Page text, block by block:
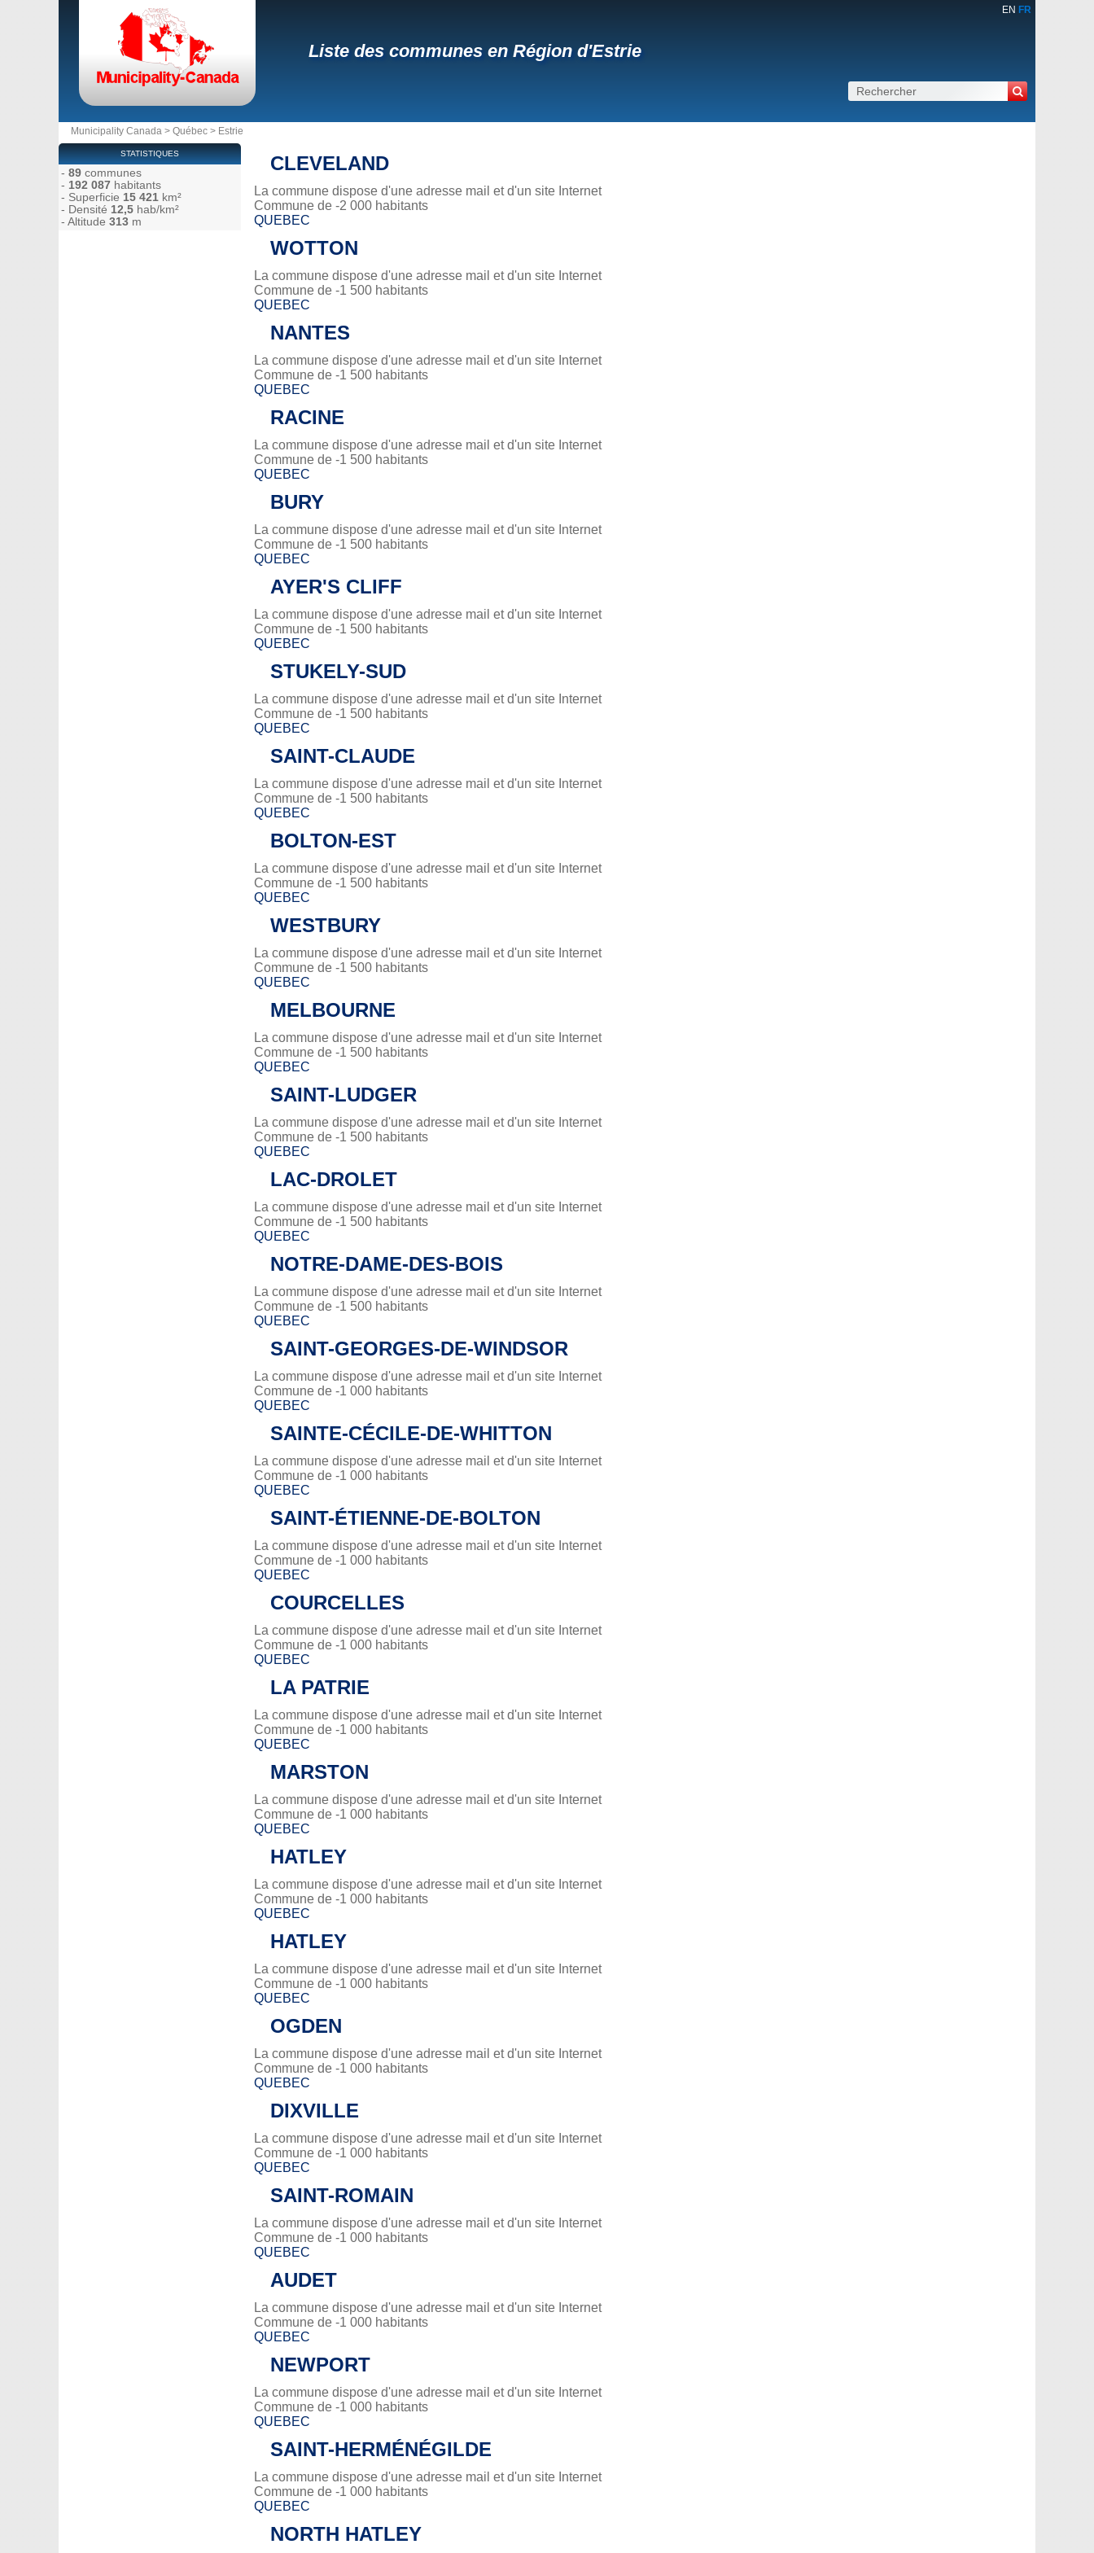
EN FR
Liste des communes en Région d'Estrie
Municipality Canada > Québec > Estrie
CLEVELAND
La commune dispose d'une adresse mail et d'un site Internet
Commune de -2 000 habitants
QUEBEC
WOTTON
La commune dispose d'une adresse mail et d'un site Internet
Commune de -1 500 habitants
QUEBEC
NANTES
La commune dispose d'une adresse mail et d'un site Internet
Commune de -1 500 habitants
QUEBEC
RACINE
La commune dispose d'une adresse mail et d'un site Internet
Commune de -1 500 habitants
QUEBEC
BURY
La commune dispose d'une adresse mail et d'un site Internet
Commune de -1 500 habitants
QUEBEC
AYER'S CLIFF
La commune dispose d'une adresse mail et d'un site Internet
Commune de -1 500 habitants
QUEBEC
STUKELY-SUD
La commune dispose d'une adresse mail et d'un site Internet
Commune de -1 500 habitants
QUEBEC
SAINT-CLAUDE
La commune dispose d'une adresse mail et d'un site Internet
Commune de -1 500 habitants
QUEBEC
BOLTON-EST
La commune dispose d'une adresse mail et d'un site Internet
Commune de -1 500 habitants
QUEBEC
WESTBURY
La commune dispose d'une adresse mail et d'un site Internet
Commune de -1 500 habitants
QUEBEC
MELBOURNE
La commune dispose d'une adresse mail et d'un site Internet
Commune de -1 500 habitants
QUEBEC
SAINT-LUDGER
La commune dispose d'une adresse mail et d'un site Internet
Commune de -1 500 habitants
QUEBEC
LAC-DROLET
La commune dispose d'une adresse mail et d'un site Internet
Commune de -1 500 habitants
QUEBEC
NOTRE-DAME-DES-BOIS
La commune dispose d'une adresse mail et d'un site Internet
Commune de -1 500 habitants
QUEBEC
SAINT-GEORGES-DE-WINDSOR
La commune dispose d'une adresse mail et d'un site Internet
Commune de -1 000 habitants
QUEBEC
SAINTE-CÉCILE-DE-WHITTON
La commune dispose d'une adresse mail et d'un site Internet
Commune de -1 000 habitants
QUEBEC
SAINT-ÉTIENNE-DE-BOLTON
La commune dispose d'une adresse mail et d'un site Internet
Commune de -1 000 habitants
QUEBEC
COURCELLES
La commune dispose d'une adresse mail et d'un site Internet
Commune de -1 000 habitants
QUEBEC
LA PATRIE
La commune dispose d'une adresse mail et d'un site Internet
Commune de -1 000 habitants
QUEBEC
MARSTON
La commune dispose d'une adresse mail et d'un site Internet
Commune de -1 000 habitants
QUEBEC
HATLEY
La commune dispose d'une adresse mail et d'un site Internet
Commune de -1 000 habitants
QUEBEC
HATLEY
La commune dispose d'une adresse mail et d'un site Internet
Commune de -1 000 habitants
QUEBEC
OGDEN
La commune dispose d'une adresse mail et d'un site Internet
Commune de -1 000 habitants
QUEBEC
DIXVILLE
La commune dispose d'une adresse mail et d'un site Internet
Commune de -1 000 habitants
QUEBEC
SAINT-ROMAIN
La commune dispose d'une adresse mail et d'un site Internet
Commune de -1 000 habitants
QUEBEC
AUDET
La commune dispose d'une adresse mail et d'un site Internet
Commune de -1 000 habitants
QUEBEC
NEWPORT
La commune dispose d'une adresse mail et d'un site Internet
Commune de -1 000 habitants
QUEBEC
SAINT-HERMÉNÉGILDE
La commune dispose d'une adresse mail et d'un site Internet
Commune de -1 000 habitants
QUEBEC
NORTH HATLEY
STATISTIQUES
- 89 communes
- 192 087 habitants
- Superficie 15 421 km²
- Densité 12,5 hab/km²
- Altitude 313 m